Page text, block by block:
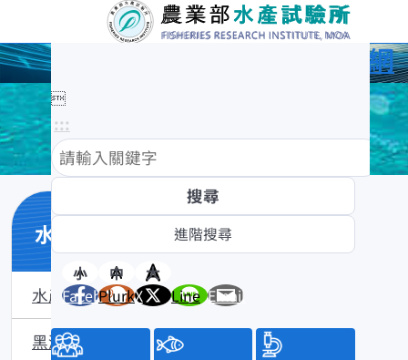
農業部水產試驗所全球資訊網

:::
小 中
大
Facebook
PlurkX Line Email
水產數位典藏
水產數位典藏介紹
黑潮漁業數位典藏